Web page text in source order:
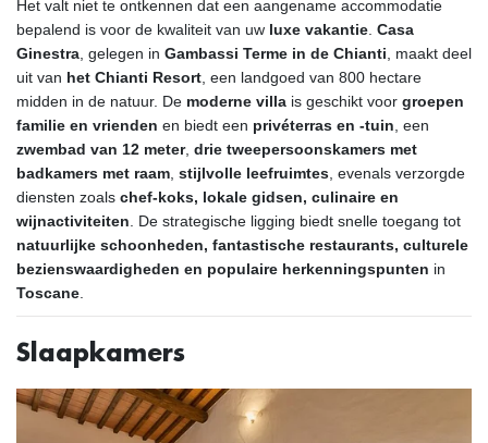
Het valt niet te ontkennen dat een aangename accommodatie
bepalend is voor de kwaliteit van uw luxe vakantie Casa
Ginestra , gelegen in Gambassi Terme in de Chianti , maakt deel
uit van het Chianti Resort , een landgoed van 800 hectare
midden in de natuur. De moderne villa is geschikt voor groepen
familie en vrienden en biedt een privéterras en -tuin , een
zwembad van 12 meter, drie tweepersoonskamers met
badkamers met raam stijlvolle leefruimtes , evenals verzorgde
diensten zoals chef-koks, lokale gidsen, culinaire en
wijnactiviteiten . De strategische ligging biedt snelle toegang tot
natuurlijke schoonheden, fantastische restaurants, culturele
bezienswaardigheden en populaire herkenningspunten in
Toscane
Slaapkamers